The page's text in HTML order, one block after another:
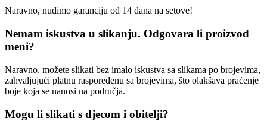
Naravno, nudimo garanciju od 14 dana na setove!
Nemam iskustva u slikanju. Odgovara li proizvod
meni?
Naravno, možete slikati bez imalo iskustva sa slikama po brojevima,
zahvaljujući platnu raspoređenu sa brojevima, što olakšava praćenje
boje koja se nanosi na područja.
Mogu li slikati s djecom i obitelji?